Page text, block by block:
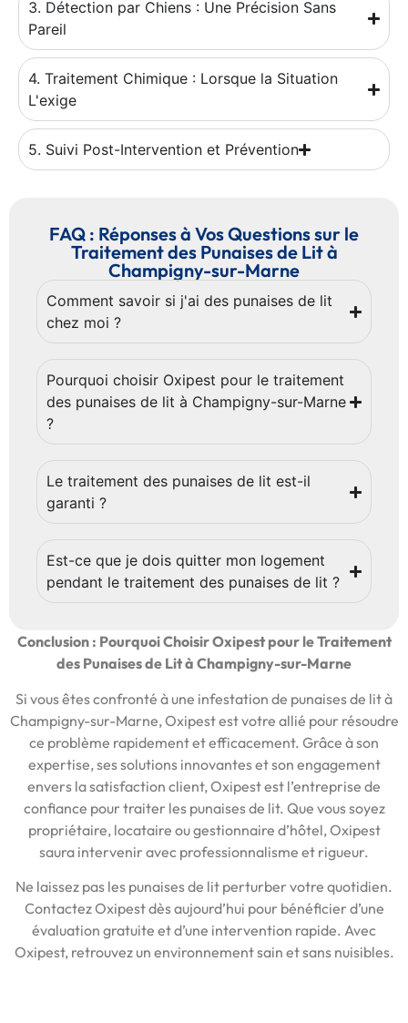
3. Détection par Chiens : Une Précision Sans
Pareil
4. Traitement Chimique : Lorsque la Situation
L'exige
5. Suivi Post-Intervention et Prévention
FAQ : Réponses à Vos Questions sur le
Traitement des Punaises de Lit à
Champigny-sur-Marne
Comment savoir si j'ai des punaises de lit
chez moi ?
Pourquoi choisir Oxipest pour le traitement
des punaises de lit à Champigny-sur-Marne
?
Le traitement des punaises de lit est-il
garanti ?
Est-ce que je dois quitter mon logement
pendant le traitement des punaises de lit ?
Conclusion : Pourquoi Choisir Oxipest pour le Traitement
des Punaises de Lit à Champigny-sur-Marne
Si vous êtes confronté à une infestation de punaises de lit à
Champigny-sur-Marne, Oxipest est votre allié pour résoudre
ce problème rapidement et efficacement. Grâce à son
expertise, ses solutions innovantes et son engagement
envers la satisfaction client, Oxipest est l’entreprise de
confiance pour traiter les punaises de lit. Que vous soyez
propriétaire, locataire ou gestionnaire d’hôtel, Oxipest
saura intervenir avec professionnalisme et rigueur.
Ne laissez pas les punaises de lit perturber votre quotidien.
Contactez Oxipest dès aujourd’hui pour bénéficier d’une
évaluation gratuite et d’une intervention rapide. Avec
Oxipest, retrouvez un environnement sain et sans nuisibles.